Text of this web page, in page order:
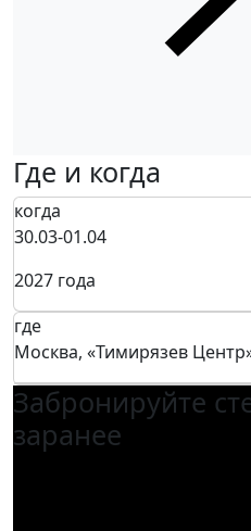
Где и когда
когда
30.03-01.04
2027 года
где
Москва, «Тимирязев
Забронируйте
заранее